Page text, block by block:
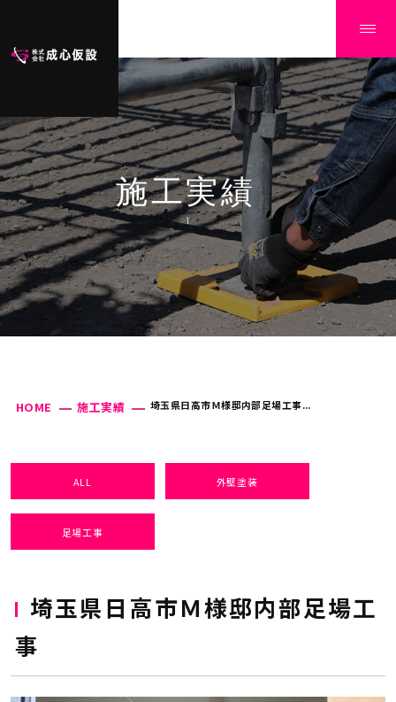
施工実績
Ï
HOME 施工実績 埼玉県日高市Ｍ様邸内部足場工事...
ALL 外壁塗装
足場工事
埼玉県日高市Ｍ様邸内部足場工
事